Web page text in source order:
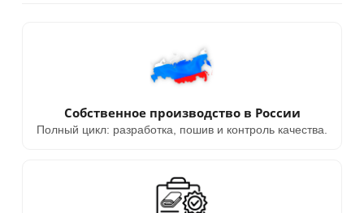
Собственное производство в России
Полный цикл: разработка, пошив и контроль качества.